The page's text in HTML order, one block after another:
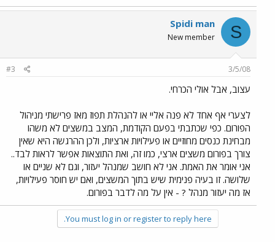
S
Spidi man
New member
3/5/08
#3
עצוב, אבל אולי הכרחי.
לצערי אף אחד לא פנה אליי או להנהלת תפוז מאז פרישתי מניהול
הפורום. כפי שכתבתי בפעם הקודמת, המצב במשצים לא משהו
מבחינת כנסים מחוזיים או פעילויות ארציות, ולכן ההרגשה היא שאין
צורך בפורום משצים ארצי, כמו זה, ואת התוצאות אפשר לראות לבד..
אני אומר את האמת. אני לא חושב שמנהל יעזור, וגם לא שניים או
שלושה. זו בעיה פנימית שיש בתוך המשצים, ואם יש חוסר פעילויות,
אז מה יעזור מנהל ? - אין על מה לדבר בפורום.
You must log in or register to reply here.